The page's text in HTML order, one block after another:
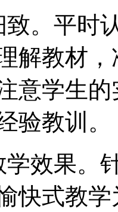
致。平时
解教材
意学生
验教训。
效果。
快式教